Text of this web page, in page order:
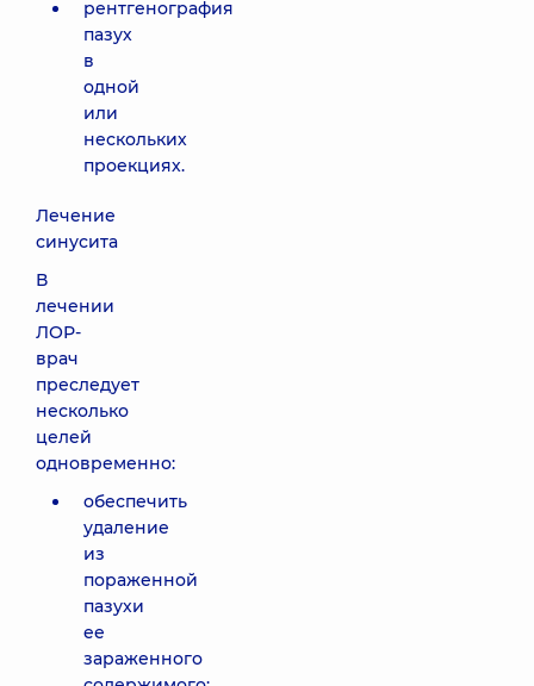
рентгенография
пазух
в
одной
или
нескольких
проекциях.
Лечение
синусита
В
лечении
ЛОР-
врач
преследует
несколько
целей
одновременно:
обеспечить
удаление
из
пораженной
пазухи
ее
зараженного